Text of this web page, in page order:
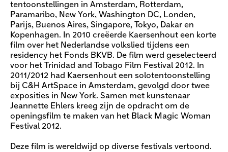
tentoonstellingen in Amsterdam, Rotterdam,
Paramaribo, New York, Washington DC, Londen,
Parijs, Buenos Aires, Singapore, Tokyo, Dakar en
Kopenhagen. In 2010 creëerde Kaersenhout een korte
film over het Nederlandse volkslied tijdens een
residency het Fonds BKVB. De film werd geselecteerd
voor het Trinidad and Tobago Film Festival 2012. In
2011/2012 had Kaersenhout een solotentoonstelling
bij C&H ArtSpace in Amsterdam, gevolgd door twee
exposities in New York. Samen met kunstenaar
Jeannette Ehlers kreeg zijn de opdracht om de
openingsfilm te maken van het Black Magic Woman
Festival 2012.
Deze film is wereldwijd op diverse festivals vertoond.